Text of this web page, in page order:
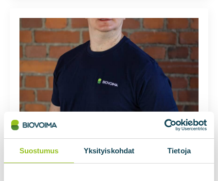
Suostumus Yksityiskohdat Tietoja
Mindaugas Venskus